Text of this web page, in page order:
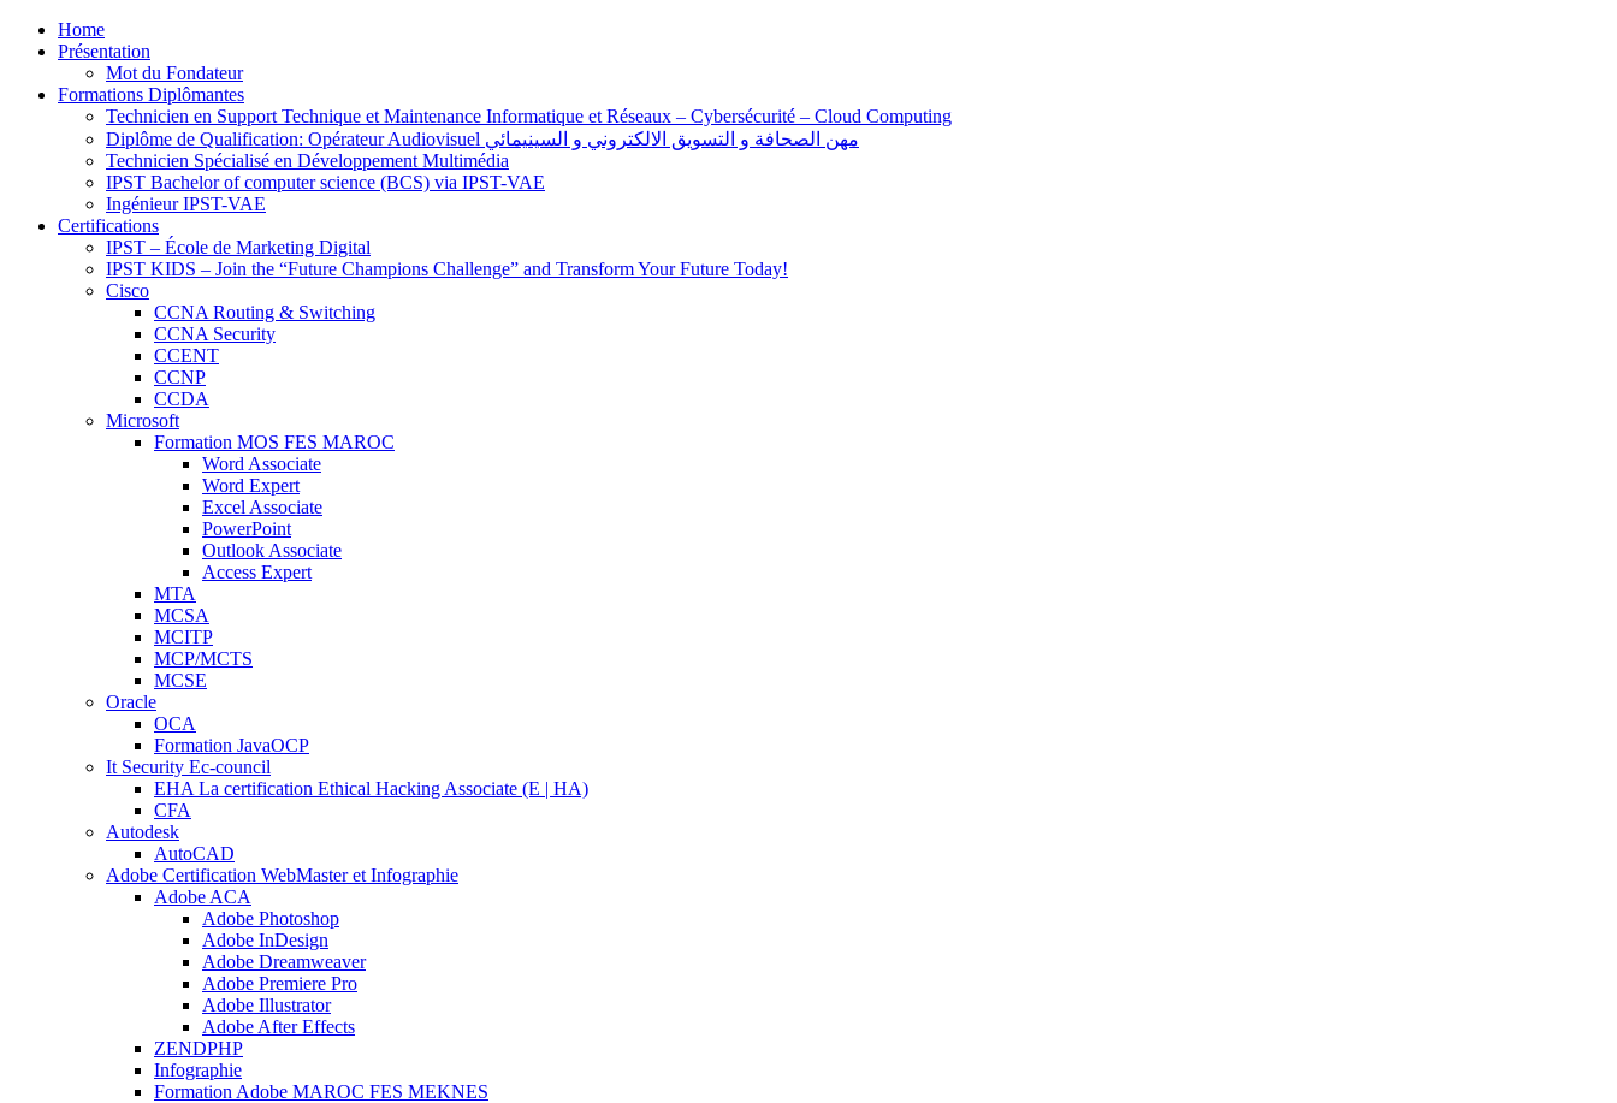
Home
Présentation
Mot du Fondateur
Formations Diplômantes
Technicien en Support Technique et Maintenance Informatique et Réseaux – Cybersécurité – Cloud Computing
Diplôme de Qualification: Opérateur Audiovisuel مهن الصحافة و التسويق الالكتروني و السينيمائي
Technicien Spécialisé en Développement Multimédia
IPST Bachelor of computer science (BCS) via IPST-VAE
Ingénieur IPST-VAE
Certifications
IPST – École de Marketing Digital
IPST KIDS – Join the “Future Champions Challenge” and Transform Your Future Today!
Cisco
CCNA Routing & Switching
CCNA Security
CCENT
CCNP
CCDA
Microsoft
Formation MOS FES MAROC
Word Associate
Word Expert
Excel Associate
PowerPoint
Outlook Associate
Access Expert
MTA
MCSA
MCITP
MCP/MCTS
MCSE
Oracle
OCA
Formation JavaOCP
It Security Ec-council
EHA La certification Ethical Hacking Associate (E | HA)
CFA
Autodesk
AutoCAD
Adobe Certification WebMaster et Infographie
Adobe ACA
Adobe Photoshop
Adobe InDesign
Adobe Dreamweaver
Adobe Premiere Pro
Adobe Illustrator
Adobe After Effects
ZENDPHP
Infographie
Formation Adobe MAROC FES MEKNES